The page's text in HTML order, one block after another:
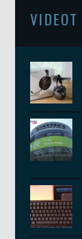
VIDEOT